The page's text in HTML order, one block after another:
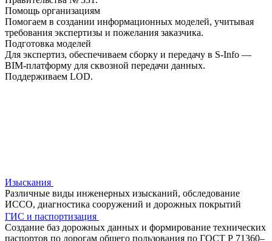
Помощь организациям
Помогаем в создании информационных моделей, учитывая
требования экспертизы и пожелания заказчика.
Подготовка моделей
Для экспертиз, обеспечиваем сборку и передачу в S-Info —
BIM-платформу для сквозной передачи данных.
Поддерживаем LOD.
Изыскания
Различные виды инженерных изысканий, обследование
ИССО, диагностика сооружений и дорожных покрытий
ГИС и паспортизация
Создание баз дорожных данных и формирование технических
паспортов по дорогам общего пользования по ГОСТ Р 71360–